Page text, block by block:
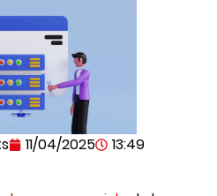
11/04/2025
13:49